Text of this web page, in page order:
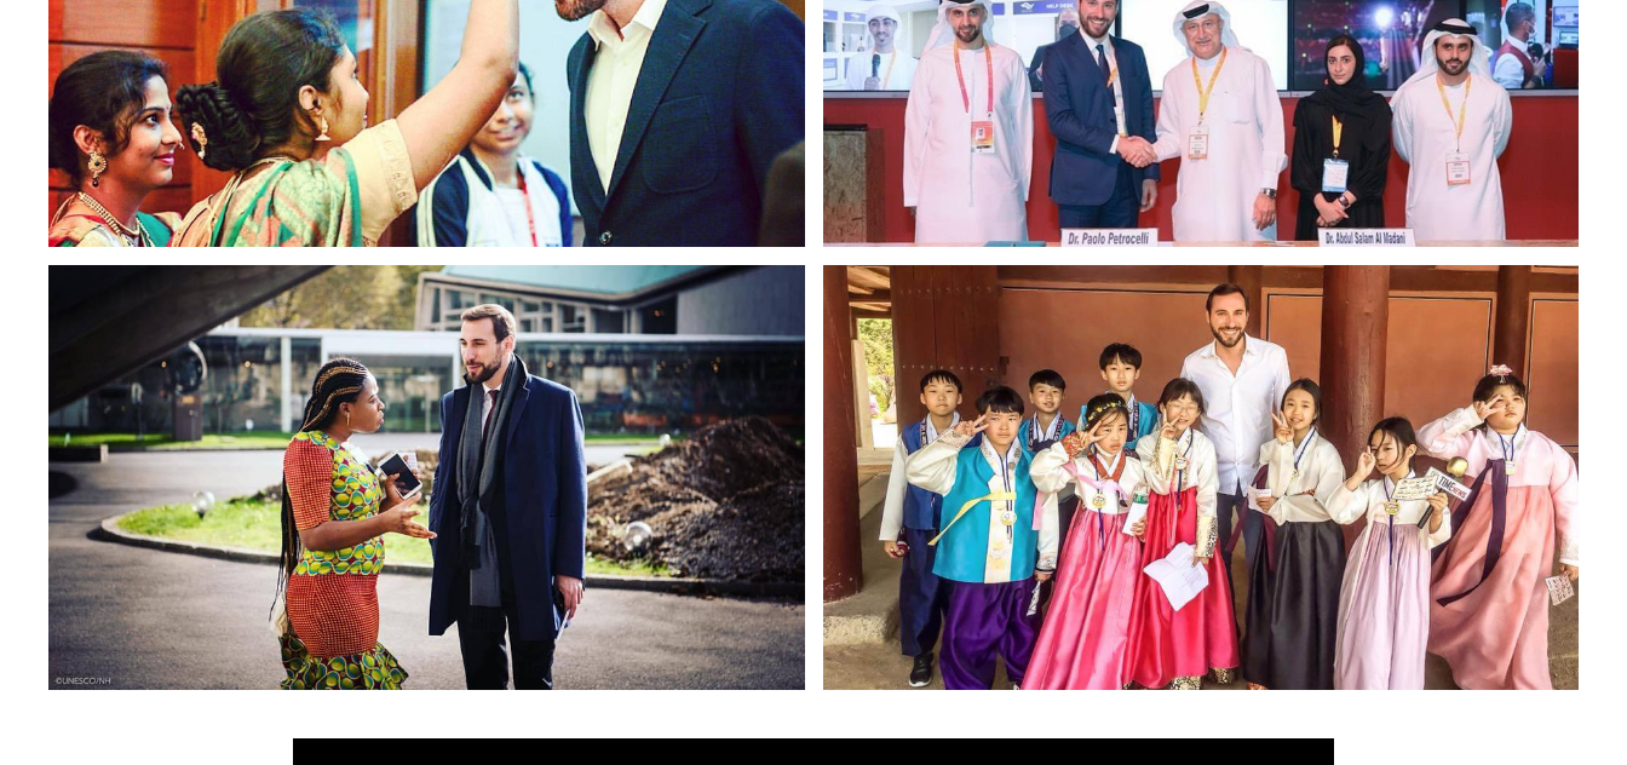
Paolo Petrocelli in Mumbai, India Paolo Petrocelli ad EXPO 2020 Dubai, UAE
Paolo Petrocelli alla sede centrale dell’UNESCO a Parigi Paolo Petrocelli a Seoul, Corea del Sud